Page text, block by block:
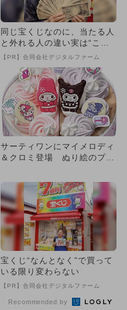
同じ宝くじなのに、当たる人
と外れる人の違い実は“こ
こ”でした
【PR】合同会社デジタルファーム
サーティワンにマイメロディ
＆クロミ登場 ぬり絵のプレ
宝くじ“なんとなく”で買って
いる限り変わらない
【PR】合同会社デジタルファーム
Recommended by